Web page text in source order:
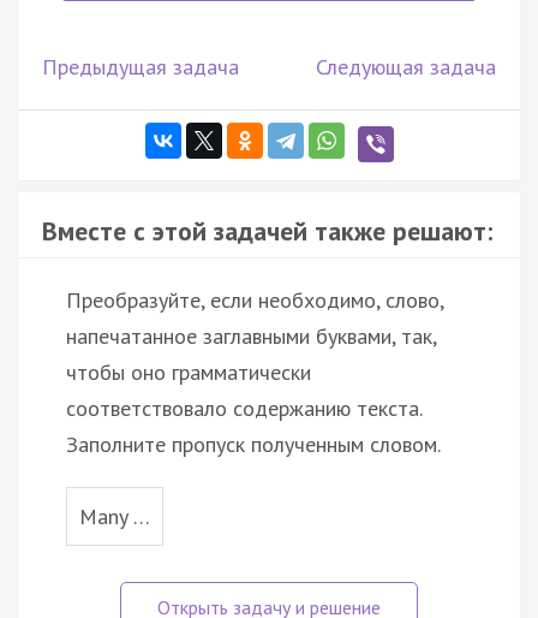
Предыдущая задача Следующая задача
Вместе с этой задачей также решают:
Преобразуйте, если необходимо, слово,
напечатанное заглавными буквами, так,
чтобы оно грамматически
соответствовало содержанию текста.
Заполните пропуск полученным словом.
Many …